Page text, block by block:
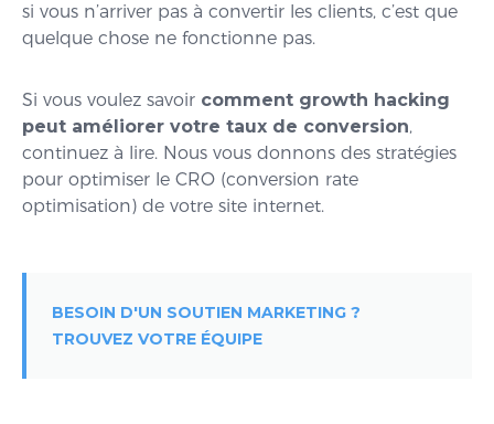
si vous n’arriver pas à convertir les clients, c’est que
quelque chose ne fonctionne pas.
Si vous voulez savoir comment growth hacking
peut améliorer votre taux de conversion,
continuez à lire. Nous vous donnons des stratégies
pour optimiser le CRO (conversion rate
optimisation) de votre site internet.
BESOIN D'UN SOUTIEN MARKETING ?
TROUVEZ VOTRE ÉQUIPE